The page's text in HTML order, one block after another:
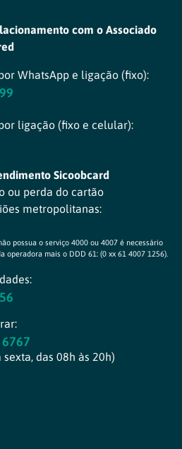
com o Associado
WhatsApp e ligação (fixo):
ligação (fixo e celular):
Sicoobcard
ou perda do cartão
metropolitanas:
possua o serviço 4000 ou 4007 é necessário
operadora mais o DDD 61: (0 xx 61 4007 1256).
das 08h às 20h)